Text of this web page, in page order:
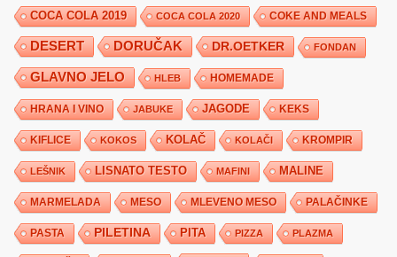
COCA COLA 2019 COCA COLA 2020 COKE AND MEALS
DESERT DORUČAK DR.OETKER FONDAN
GLAVNO JELO HLEB HOMEMADE
HRANA I VINO JABUKE JAGODE KEKS
KIFLICE KOKOS KOLAČ KOLAČI KROMPIR
LEŠNIK LISNATO TESTO MAFINI MALINE
MARMELADA MESO MLEVENO MESO PALAČINKE
PASTA PILETINA PITA PIZZA PLAZMA